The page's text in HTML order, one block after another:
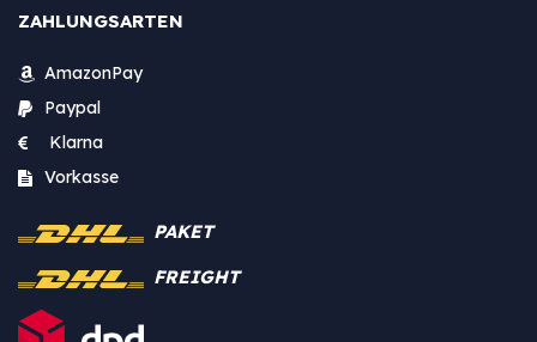
ZAHLUNGSARTEN
AmazonPay
Paypal
Klarna
Vorkasse
PAKET
FREIGHT